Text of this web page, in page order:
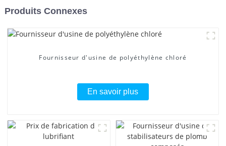
Produits Connexes
Fournisseur d'usine de polyéthylène chloré
En savoir plus